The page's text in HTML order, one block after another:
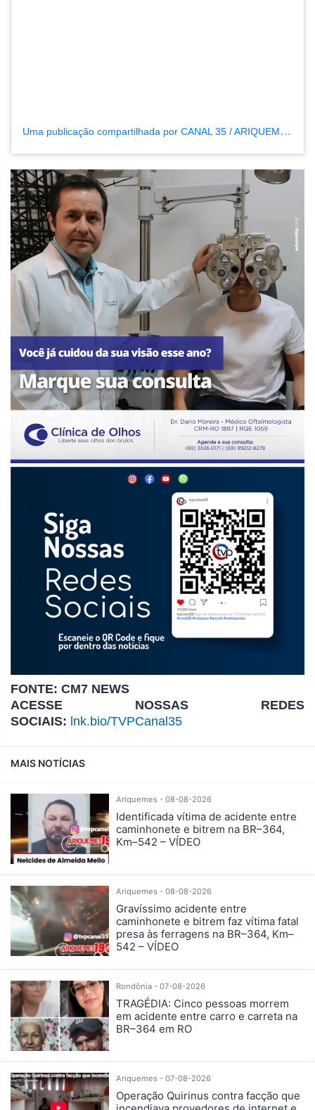
Uma publicação compartilhada por CANAL 35 / ARIQUEMES190 (@tvpcanal35)
FONTE: CM7 NEWS
ACESSE NOSSAS REDES
SOCIAIS: lnk.bio/TVPCanal35
MAIS NOTÍCIAS
Ariquemes - 08-08-2026
Identificada vítima de acidente entre
caminhonete e bitrem na BR–364,
Km–542 – VÍDEO
Ariquemes - 08-08-2026
Gravíssimo acidente entre
caminhonete e bitrem faz vítima fatal
presa às ferragens na BR–364, Km–
542 – VÍDEO
Rondônia - 07-08-2026
TRAGÉDIA: Cinco pessoas morrem
em acidente entre carro e carreta na
BR–364 em RO
Ariquemes - 07-08-2026
Operação Quirinus contra facção que